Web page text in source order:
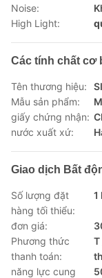
Noise:
High Light:
Các tính chất cơ
Tên thương hiệu:
Mẫu sản phẩm:
giấy chứng nhận:
nước xuất xứ:
Giao dịch Bất
Số lượng đặt
hàng tối thiểu:
1
đơn giá:
Phương thức
thanh toán:
T
năng lực cung